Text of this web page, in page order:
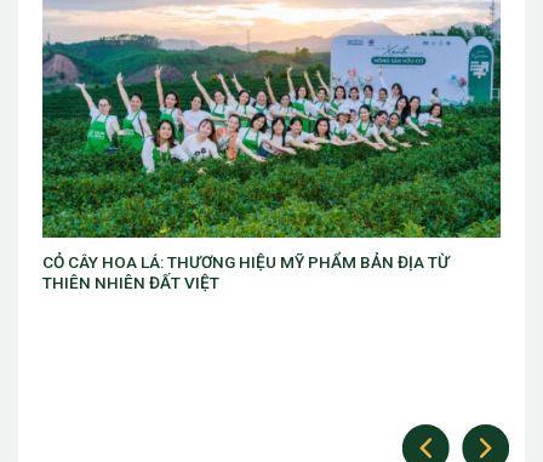
VIB ra mắt chương trình “VIB Swing – Mở khóa đặc quyền,
làm chủ thời cuộc” với ưu đãi Golf lên đến 10 triệu đồng